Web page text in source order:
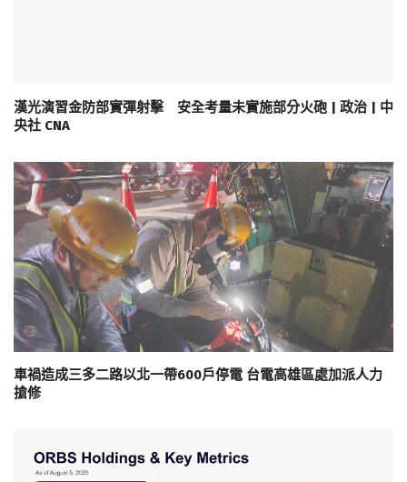
漢光演習金防部實彈射擊 安全考量未實施部分火砲 | 政治 | 中
央社 CNA
車禍造成三多二路以北一帶600戶停電 台電高雄區處加派人力
搶修